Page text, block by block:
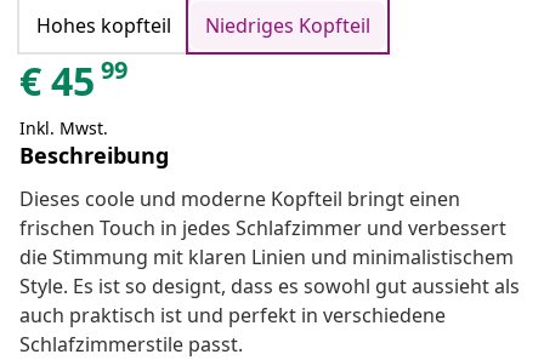
Hohes kopfteil
Niedriges Kopfteil
€45 99
Inkl. Mwst.
Beschreibung
Dieses coole und moderne Kopfteil bringt einen
frischen Touch in jedes Schlafzimmer und verbessert
die Stimmung mit klaren Linien und minimalistischem
Style. Es ist so designt, dass es sowohl gut aussieht als
auch praktisch ist und perfekt in verschiedene
Schlafzimmerstile passt.